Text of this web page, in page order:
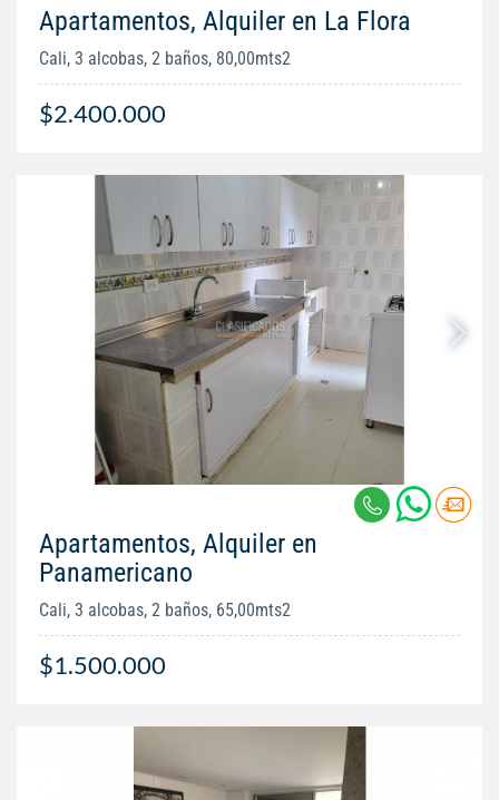
Apartamentos, Alquiler en La Flora
Cali, 3 alcobas, 2 baños, 80,00mts2
$2.400.000
Apartamentos, Alquiler en
Panamericano
Cali, 3 alcobas, 2 baños, 65,00mts2
$1.500.000